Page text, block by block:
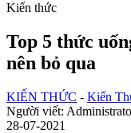
Kiến thức
Top 5 thức
nên bỏ qua
KIẾN THỨC - Kiến
Người viết:
28-07-2021